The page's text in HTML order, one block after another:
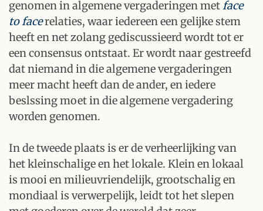
genomen in algemene vergaderingen metface
to facerelaties, waar iedereen een gelijke stem
heeft en net zolang gediscussieerd wordt tot er
een consensus ontstaat. Er wordt naar gestreefd
dat niemand in die algemene vergaderingen
meer macht heeft dan de ander, en iedere
beslssing moet in die algemene vergadering
worden genomen.
In de tweede plaats is er de verheerlijking van
het kleinschalige en het lokale. Klein en lokaal
is mooi en milieuvriendelijk, grootschalig en
mondiaal is verwerpelijk, leidt tot het slepen